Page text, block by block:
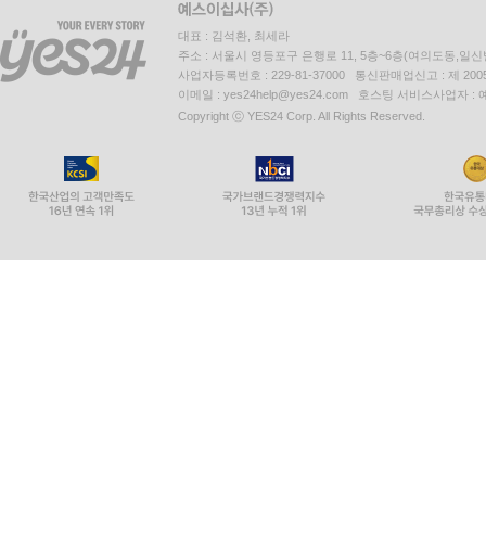
대표 : 김석환, 최세라
주소 : 서울시 영등포구 은행로 11, 5층~6층(여의도동,일신
사업자등록번호 : 229-81-37000 통신판매업신고 : 제
이메일 : yes24help@yes24.com 호스팅 서비스사업자 :
Copyright ⓒ YES24 Corp. All Rights Reserved.